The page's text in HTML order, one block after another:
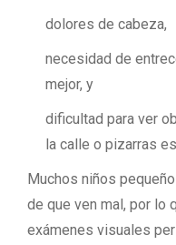
dolores de cabeza,
necesidad de
mejor, y
dificultad para ver
la calle o pizarras
Muchos niños
de que ven mal, por lo
exámenes visuales